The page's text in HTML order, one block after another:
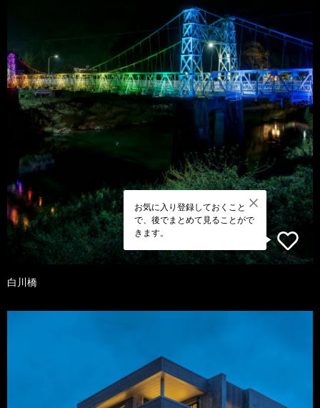
お気に入り登録しておくこと
で、後でまとめて見ることがで
きます。
白川橋